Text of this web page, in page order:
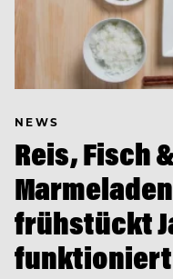
NEWS
Reis, Fisch
frühstückt
funktioniert